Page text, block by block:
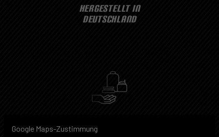
Google Maps-Zustimmung
HERGESTELLT IN
DEUTSCHLAND